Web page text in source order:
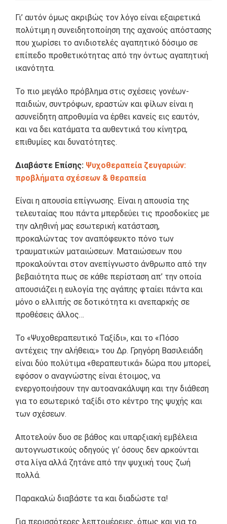
Γι’ αυτόν όμως ακριβώς τον λόγο είναι εξαιρετικά
πολύτιμη η συνειδητοποίηση της αχανούς απόστασης
που χωρίσει το ανιδιοτελές αγαπητικό δόσιμο σε
επίπεδο προθετικότητας από την όντως αγαπητική
ικανότητα.
Το πιο μεγάλο πρόβλημα στις σχέσεις γονέων-
παιδιών, συντρόφων, εραστών και φίλων είναι η
ασυνείδητη απροθυμία να έρθει κανείς εις εαυτόν,
και να δει κατάματα τα αυθεντικά του κίνητρα,
επιθυμίες και δυνατότητες.
Διαβάστε Επίσης: Ψυχοθεραπεία ζευγαριών:
προβλήματα σχέσεων & θεραπεία
Είναι η απουσία επίγνωσης. Είναι η απουσία της
τελευταίας που πάντα μπερδεύει τις προσδοκίες με
την αληθινή μας εσωτερική κατάσταση,
προκαλώντας τον αναπόφευκτο πόνο των
τραυματικών ματαιώσεων. Ματαιώσεων που
προκαλούνται στον ανεπίγνωστο άνθρωπο από την
βεβαιότητα πως σε κάθε περίσταση απ’ την οποία
απουσιάζει η ευλογία της αγάπης φταίει πάντα και
μόνο ο ελλιπής σε δοτικότητα κι ανεπαρκής σε
προθέσεις άλλος…
Το «Ψυχοθεραπευτικό Ταξίδι», και το «Πόσο
αντέχεις την αλήθεια;» του Δρ. Γρηγόρη Βασιλειάδη
είναι δύο πολύτιμα «θεραπευτικά» δώρα που μπορεί,
εφόσον ο αναγνώστης είναι έτοιμος, να
ενεργοποιήσουν την αυτοανακάλυψη και την διάθεση
για το εσωτερικό ταξίδι στο κέντρο της ψυχής και
των σχέσεων.
Αποτελούν δυο σε βάθος και υπαρξιακή εμβέλεια
αυτογνωστικούς οδηγούς γι’ όσους δεν αρκούνται
στα λίγα αλλά ζητάνε από την ψυχική τους ζωή
πολλά.
Παρακαλώ διαβάστε τα και διαδώστε τα!
Για περισσότερες λεπτομέρειες, όπως και για το